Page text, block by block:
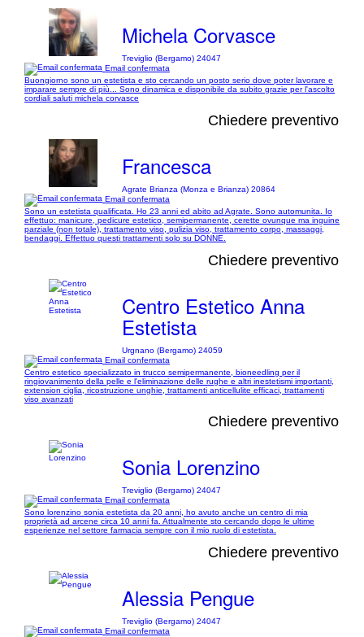
Michela Corvasce
Treviglio (Bergamo) 24047
Email confermata
Buongiorno sono un estetista e sto cercando un posto serio dove poter lavorare e
imparare sempre di più... Sono dinamica e disponibile da subito grazie per l'ascolto
cordiali saluti michela corvasce
Chiedere preventivo
Francesca
Agrate Brianza (Monza e Brianza) 20864
Email confermata
Sono un estetista qualificata. Ho 23 anni ed abito ad Agrate. Sono automunita. Io
effettuo: manicure, pedicure estetico, semipermanente, cerette ovunque ma inguine
parziale (non totale), trattamento viso, pulizia viso, trattamento corpo, massaggi,
bendaggi. Effettuo questi trattamenti solo su DONNE.
Chiedere preventivo
Centro Estetico Anna
Estetista
Urgnano (Bergamo) 24059
Email confermata
Centro estetico specializzato in trucco semipermanente, bioneedling per il
ringiovanimento della pelle e l'eliminazione delle rughe e altri inestetismi importanti,
extension ciglia, ricostruzione unghie, trattamenti anticellulite efficaci, trattamenti
viso avanzati
Chiedere preventivo
Sonia Lorenzino
Treviglio (Bergamo) 24047
Email confermata
Sono lorenzino sonia estetista da 20 anni, ho avuto anche un centro di mia
proprietà ad arcene circa 10 anni fa. Attualmente sto cercando dopo le ultime
esperienze nel settore farmacia sempre con il mio ruolo di estetista.
Chiedere preventivo
Alessia Pengue
Treviglio (Bergamo) 24047
Email confermata